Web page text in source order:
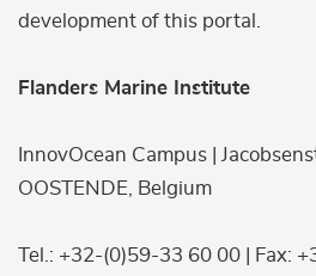
development of this portal.
Flanders Marine Institute
InnovOcean Campus |
OOSTENDE, Belgium
Tel.: +32-(0)59-33 60 00 | Fax: